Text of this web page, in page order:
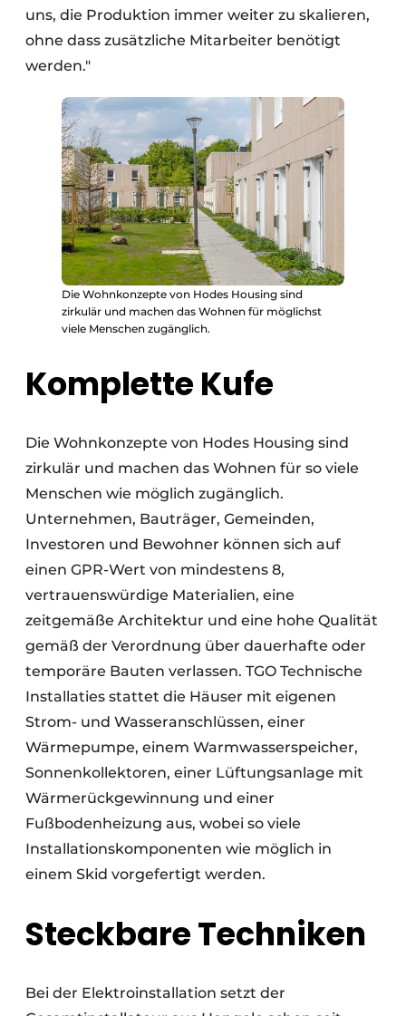
uns, die Produktion immer weiter zu skalieren,
ohne dass zusätzliche Mitarbeiter benötigt
werden."
Die Wohnkonzepte von Hodes Housing sind
zirkulär und machen das Wohnen für möglichst
viele Menschen zugänglich.
Komplette Kufe
Die Wohnkonzepte von Hodes Housing sind
zirkulär und machen das Wohnen für so viele
Menschen wie möglich zugänglich.
Unternehmen, Bauträger, Gemeinden,
Investoren und Bewohner können sich auf
einen GPR-Wert von mindestens 8,
vertrauenswürdige Materialien, eine
zeitgemäße Architektur und eine hohe Qualität
gemäß der Verordnung über dauerhafte oder
temporäre Bauten verlassen. TGO Technische
Installaties stattet die Häuser mit eigenen
Strom- und Wasseranschlüssen, einer
Wärmepumpe, einem Warmwasserspeicher,
Sonnenkollektoren, einer Lüftungsanlage mit
Wärmerückgewinnung und einer
Fußbodenheizung aus, wobei so viele
Installationskomponenten wie möglich in
einem Skid vorgefertigt werden.
Steckbare Techniken
Bei der Elektroinstallation setzt der